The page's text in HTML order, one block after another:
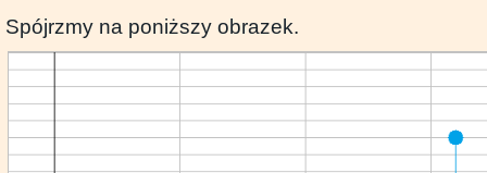
Spójrzmy na poniższy obrazek.